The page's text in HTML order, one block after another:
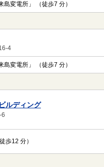
変電所」 （徒歩7 分）
4
変電所」 （徒歩7 分）
ルディング
6
歩12 分）